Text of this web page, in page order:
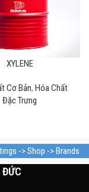
XYLENE
Cơ Bản, Hóa Chất
Đặc Trưng
-> Shop -> Brands
ĐỨC